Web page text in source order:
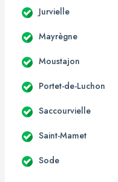
Jurvielle
Mayrègne
Moustajon
Portet-de-Luchon
Saccourvielle
Saint-Mamet
Sode